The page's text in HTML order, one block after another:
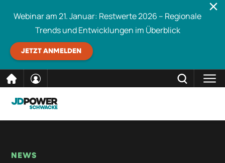
Inhalt
Webinar am 21. Januar: Restwerte 2026 – Regionale
Trends und Entwicklungen im Überblick
JETZT ANMELDEN
NEWS